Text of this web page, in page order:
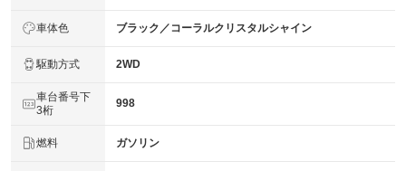
車体色 ブラック／コーラルクリスタルシャイン
駆動方式 2WD
車台番号下
3桁
998
燃料 ガソリン